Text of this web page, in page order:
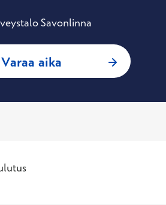
Savonlinna
Varaa aika : Marja-Riitta